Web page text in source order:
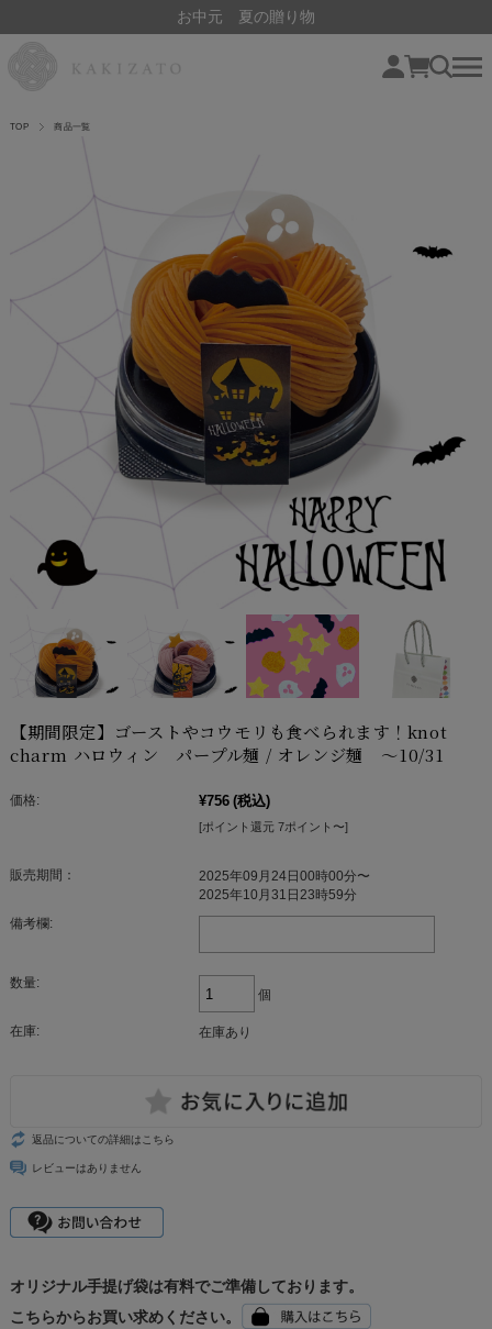
お中元 夏の贈り物
TOP 商品一覧
【期間限定】ゴーストやコウモリも食べられます！knot
charm ハロウィン パープル麺 / オレンジ麺 〜10/31
価格: ¥756 (税込)
[ポイント還元 7ポイント〜]
販売期間：
2025年09月24日00時00分〜
2025年10月31日23時59分
備考欄:
数量:
個
在庫: 在庫あり
返品についての詳細はこちら
レビューはありません
オリジナル手提げ袋は有料でご準備しております。
こちらからお買い求めください。